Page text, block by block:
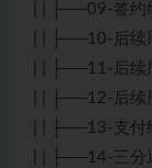
| | ├──09-签约
| | ├──10-后续
| | ├──11-后续
| | ├──12-后续
| | ├──13-支付
| | ├──14-三分